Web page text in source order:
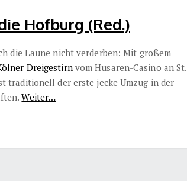
Hofburg (Red.)
die Laune nicht verderben: Mit großem
Dreigestirnvom Husaren-Casino an St.
traditionell der erste jecke Umzug in der
Weiter…